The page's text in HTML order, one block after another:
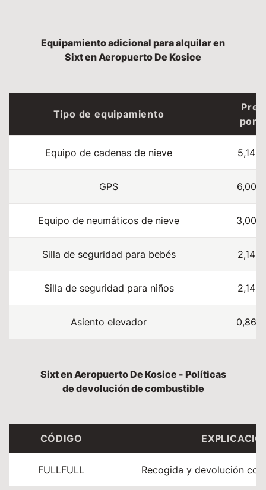
Equipamiento adicional para alquilar en
Sixt en Aeropuerto De Kosice
Tipo de equipamiento
por
Equipo de cadenas de nieve 5,14
GPS 6,00
Equipo de neumáticos de nieve 3,00
Silla de seguridad para bebés 2,14
Silla de seguridad para niños 2,14
Asiento elevador 0,86
Sixt en Aeropuerto De Kosice - Políticas
de devolución de combustible
CÓDIGO
FULLFULL Recogida y devolución